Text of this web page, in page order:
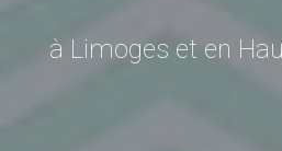
à Limoges et en